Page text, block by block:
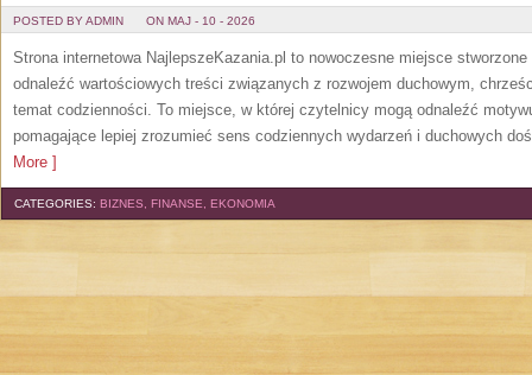
POSTED BY ADMIN ON MAJ - 10 - 2026
Strona internetowa NajlepszeKazania.pl to nowoczesne miejsce
odnaleźć wartościowych treści związanych z rozwojem duchowym,
temat codzienności. To miejsce, w której czytelnicy mogą odnaleźć
pomagające lepiej zrozumieć sens codziennych wydarzeń i duchowych
More ]
CATEGORIES: BIZNES, FINANSE, EKONOMIA